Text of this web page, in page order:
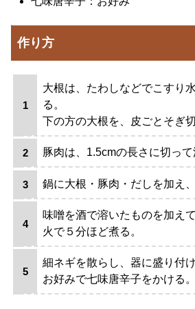
作り方
大根は、たわしなどでこすり
る。
下の方の大根を、皮ごとそぎ
豚肉は、1.5cmの長さに切って
鍋に大根・豚肉・だしを加え
味噌を酒で溶いたものを加え
火で５分ほど煮る。
細ネギを散らし、器に盛り付
お好みで七味唐辛子をかける。